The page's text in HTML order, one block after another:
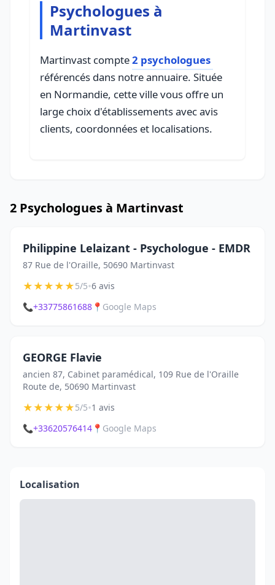
Psychologues à
Martinvast
Martinvast compte2 psychologues
référencés dans notre annuaire. Située
en Normandie, cette ville vous offre un
large choix d'établissements avec avis
clients, coordonnées et localisations.
2 Psychologues à Martinvast
Philippine Lelaizant - Psychologue - EMDR
87 Rue de l'Oraille, 50690 Martinvast
★★★★★5/5•6 avis
📞+33775861688 📍 Google Maps
GEORGE Flavie
ancien 87, Cabinet paramédical, 109 Rue de l'Oraille
Route de, 50690 Martinvast
★★★★★5/5•1 avis
📞+33620576414 📍 Google Maps
Localisation